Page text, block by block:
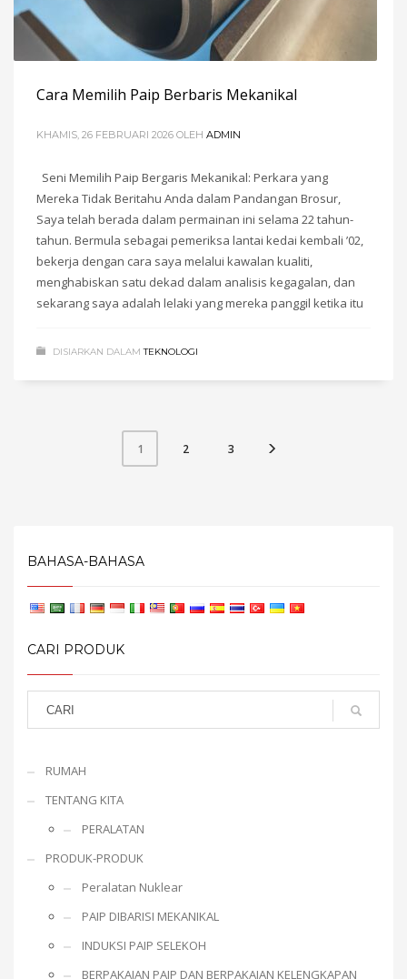
Cara Memilih Paip Berbaris Mekanikal
KHAMIS, 26 FEBRUARI 2026 OLEH ADMIN
Seni Memilih Paip Bergaris Mekanikal: Perkara yang
Mereka Tidak Beritahu Anda dalam Pandangan Brosur,
Saya telah berada dalam permainan ini selama 22 tahun-
tahun. Bermula sebagai pemeriksa lantai kedai kembali ’02,
bekerja dengan cara saya melalui kawalan kualiti,
menghabiskan satu dekad dalam analisis kegagalan, dan
sekarang saya adalah lelaki yang mereka panggil ketika itu
DISIARKAN DALAM TEKNOLOGI
1 2 3
BAHASA-BAHASA
CARI PRODUK
RUMAH
TENTANG KITA
PERALATAN
PRODUK-PRODUK
Peralatan Nuklear
PAIP DIBARISI MEKANIKAL
INDUKSI PAIP SELEKOH
BERPAKAIAN PAIP DAN BERPAKAIAN KELENGKAPAN